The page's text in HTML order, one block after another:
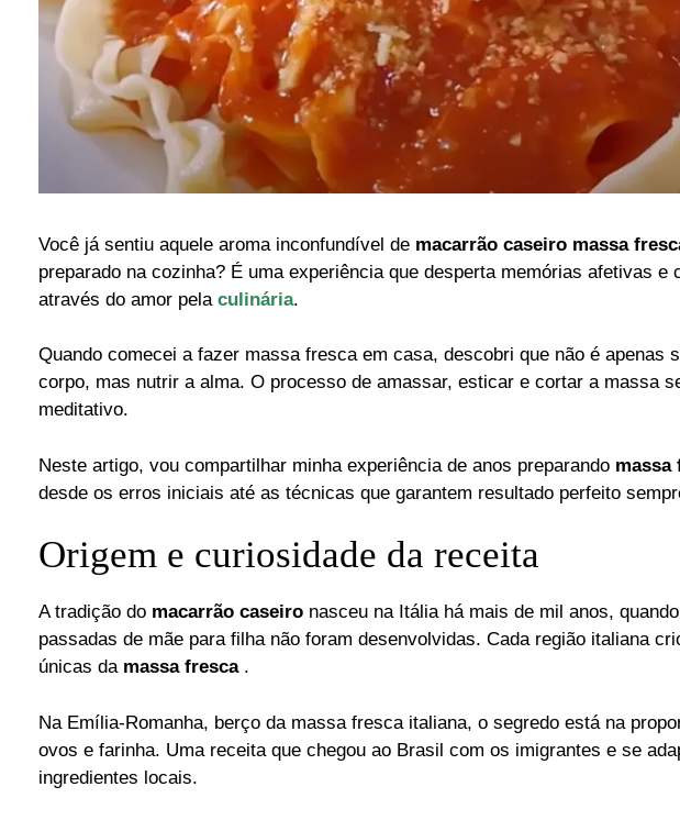
Você já sentiu aquele aroma inconfundível de macarrão caseiro massa
preparado na cozinha? É uma experiência que desperta memórias afetivas e
através do amor pela culinária.
Quando comecei a fazer massa fresca em casa, descobri que não é apenas
corpo, mas nutrir a alma. O processo de amassar, esticar e cortar a massa
meditativo.
Neste artigo, vou compartilhar minha experiência de anos preparando massa
desde os erros iniciais até as técnicas que garantem resultado perfeito
Origem e curiosidade da receita
A tradição do macarrão caseiro nasceu na Itália há mais de mil anos,
passadas de mãe para filha não foram desenvolvidas. Cada região italiana
únicas da massa fresca.
Na Emília-Romanha, berço da massa fresca italiana, o segredo está na
ovos e farinha. Uma receita que chegou ao Brasil com os imigrantes e se
ingredientes locais.